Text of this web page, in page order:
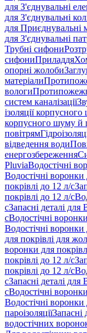
для З'єднувальні
для З'єднувальні
для Приєднувальні
для З'єднувальні
Трубні сифони
сифониПриладдя
опорні жолоби
матеріали
вологи
систем каналізації
ізоляції
корпусного шуму й
повітрям
відведення води
енергозбереження
PluviaВодостічні
Водостічні воронки
покрівлі до 12 л/с
покрівлі до 12 л/с
сЗапасні деталі для
сВодостічні
Водостічні воронки
для покрівлі для
воронки для
покрівлі до 12 л/с
покрівлі до 12 л/с
сЗапасні деталі для
сВодостічні
Водостічні воронки
пароізоляціїЗапасні
водостічних